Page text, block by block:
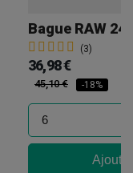
Bague RAW 24
(3)
36,98 €
45,10 € -18%